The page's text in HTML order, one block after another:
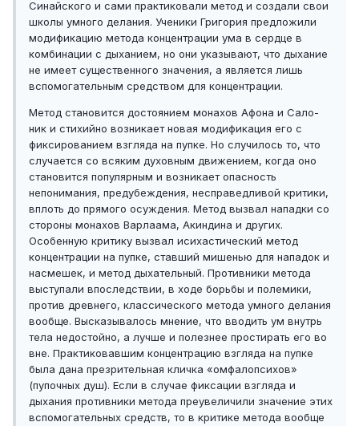
Синайского и сами практиковали метод и создали свои
школы умного делания. Ученики Григория предложили
модификацию метода концентрации ума в сердце в
комбинации с дыханием, но они указывают, что дыхание
не имеет существенного значения, а является лишь
вспомогательным средством для концентрации.
Метод становится достоянием монахов Афона и Сало-
ник и стихийно возникает новая модификация его с
фиксированием взгляда на пупке. Но случилось то, что
случается со всяким духовным движением, когда оно
становится популярным и возникает опасность
непонимания, предубеждения, несправедливой критики,
вплоть до прямого осуждения. Метод вызвал нападки со
стороны монахов Варлаама, Акиндина и других.
Особенную критику вызвал исихастический метод
концентрации на пупке, ставший мишенью для нападок и
насмешек, и метод дыхательный. Противники метода
выступали впоследствии, в ходе борьбы и полемики,
против древнего, классического метода умного делания
вообще. Высказывалось мнение, что вводить ум внутрь
тела недостойно, а лучше и полезнее простирать его во
вне. Практиковавшим концентрацию взгляда на пупке
была дана презрительная кличка «омфалопсихов»
(пупочных душ). Если в случае фиксации взгляда и
дыхания противники метода преувеличили значение этих
вспомогательных средств, то в критике метода вообще